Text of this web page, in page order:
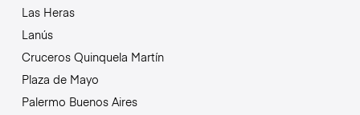
Las Heras
Lanús
Cruceros Quinquela Martín
Plaza de Mayo
Palermo Buenos Aires